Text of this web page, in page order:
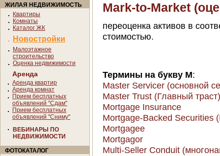
ЖИЛАЯ НЕДВИЖИМОСТЬ
Квартиры
Комнаты
Каталог ЖК
Новостройки
Малоэтажное
строительство
Оценка недвижимости
Аренда
Аренда квартир
Аренда комнат
Прием бесплатных
объявлений "Сдам"
Прием бесплатных
объявлений "Сниму"
ВЕБИНАРЫ ПО
НЕДВИЖИМОСТИ
ФОТОКАТАЛОГ
Mark-to-Market
переоценка активов в
стоимостью.
Термины на букву M:
Master Servicer (основной
Master Trust (Главный траст)
Mortgage Insurance
Mortgage-Backed Securities
Mortgagee
Mortgagor
Multi-Seller Conduit